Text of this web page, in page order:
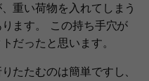
重い荷物を入れてしまう
ます。 この持ち手穴が
だったと思います。
たたむのは簡単ですし、